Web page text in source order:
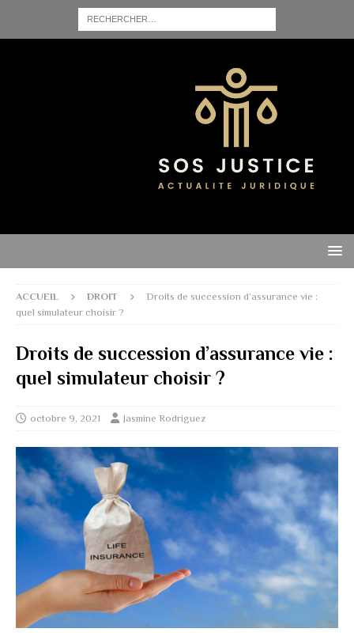
ACCUEIL DROIT
Droits de succession d’assurance vie :
quel simulateur choisir ?
Droits de succession d’assurance vie :
quel simulateur choisir ?
octobre 9, 2021 Jasmine Rodriguez